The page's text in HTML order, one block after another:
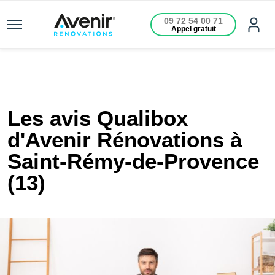
09 72 54 00 71
Appel gratuit
Les avis Qualibox
d'Avenir Rénovations à
Saint-Rémy-de-Provence
(13)